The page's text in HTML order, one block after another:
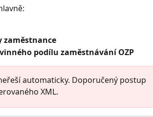
zaměstnance
podílu zaměstnávání OZP
automaticky. Doporučený postup
XML.